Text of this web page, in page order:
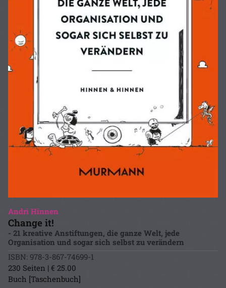
Andri Hinnen
Change it!
- 21 kreative Anstiftungen, die ganze Welt, jede
Organisation und sogar sich selbst zu verändern
ISBN: 978-3-867-74699-1
230 Seiten | € 25.00
Buch [Taschenbuch]